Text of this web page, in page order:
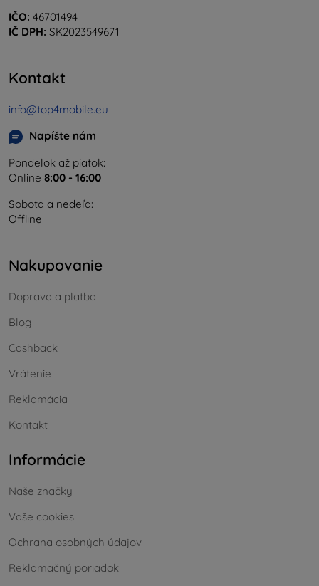
IČO: 46701494
IČ DPH: SK2023549671
Kontakt
info@top4mobile.eu
Napíšte nám
Pondelok až piatok:
Online 8:00 - 16:00
Sobota a nedeľa:
Offline
Nakupovanie
Doprava a platba
Blog
Cashback
Vrátenie
Reklamácia
Kontakt
Informácie
Naše značky
Vaše cookies
Ochrana osobných údajov
Reklamačný poriadok